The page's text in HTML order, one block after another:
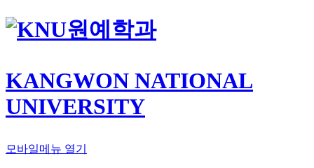
원예학과
KANGWON NATIONAL
UNIVERSITY
모바일메뉴 열기